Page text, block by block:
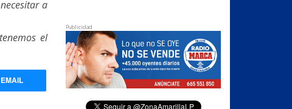
a
el
EMAIL
Publicidad